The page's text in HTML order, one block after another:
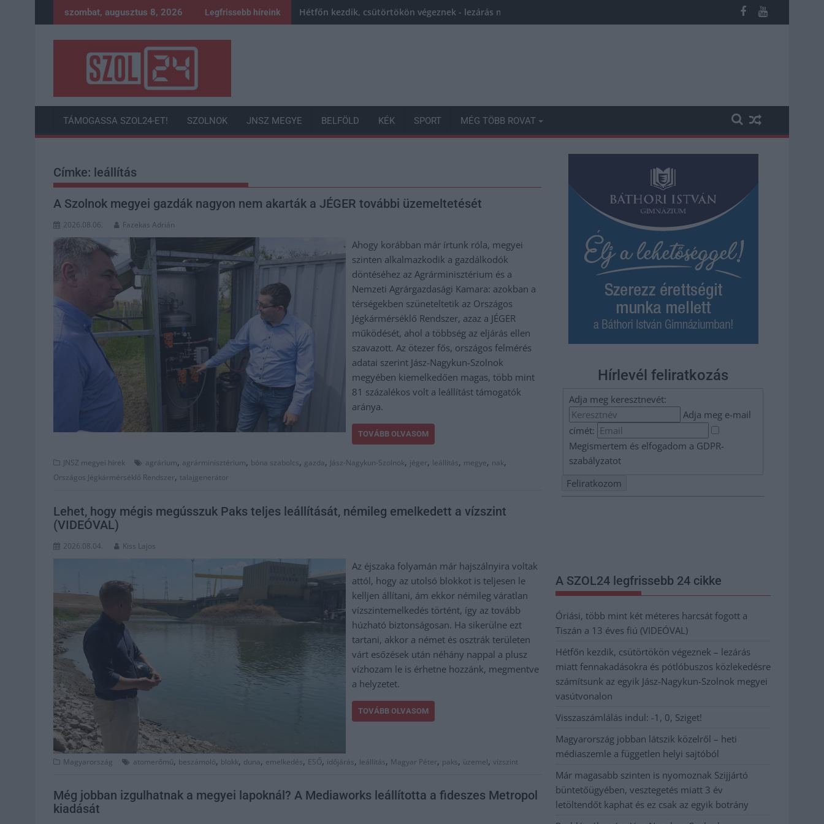
to
szombat, augusztus 8, 2026 Legfrissebb híreink Hétfőn kezdik, csütörtökön végeznek - lezárás miatt fennakadásokra és pótlóbuszos közlekedésre számítsunk az egyik
TÁMOGASSA SZOL24-ET! SZOLNOK JNSZ MEGYE BELFÖLD KÉK SPORT MÉG TÖBB ROVAT
Címke: leállítás
A Szolnok megyei gazdák nagyon nem akarták a JÉGER további üzemeltetését
2026.08.06. Fazekas Adrián
Ahogy korábban már írtunk róla, megyei
szinten alkalmazkodik a gazdálkodók
döntéséhez az Agrárminisztérium és a
Nemzeti Agrárgazdasági Kamara: azokban a
térségekben szüneteltetik az Országos
Jégkármérséklő Rendszer, azaz a JÉGER
működését, ahol a többség az eljárás ellen
szavazott. Az ötezer fős, országos felmérés
adatai szerint Jász-Nagykun-Szolnok
megyében kiemelkedően magas, több mint
81 százalékos volt a leállítást támogatók
aránya.
TOVÁBB OLVASOM
JNSZ megyei hírek agrárium, agrárminisztérium, bóna szabolcs, gazda, Jász-Nagykun-Szolnok, jéger, leállítás, megye, nak,
Országos Jégkármérséklő Rendszer, talajgenerátor
Lehet, hogy mégis megússzuk Paks teljes leállítását, némileg emelkedett a vízszint
(VIDEÓVAL)
2026.08.04. Kiss Lajos
Az éjszaka folyamán már hajszálnyira voltak
attól, hogy az utolsó blokkot is teljesen le
kelljen állítani, ám ekkor némileg váratlan
vízszintemelkedés történt, így az tovább
húzható biztonságosan. Ha sikerülne ezt
tartani, akkor a német és osztrák területen
várt esőzések után néhány nappal a plusz
vízhozam le is érhetne hozzánk, megmentve
a helyzetet.
TOVÁBB OLVASOM
Magyarország atomerőmű, beszámoló, blokk, duna, emelkedés, ESŐ, időjárás, leállítás, Magyar Péter, paks, üzemel, vízszint
Még jobban izgulhatnak a megyei lapoknál? A Mediaworks leállította a fideszes Metropol
kiadását
Hírlevél feliratkozás
Adja meg keresztnevét:
Adja meg e-mail
címét:
Megismertem és elfogadom a GDPR-
szabályzatot
A SZOL24 legfrissebb 24 cikke
Óriási, több mint két méteres harcsát fogott a
Tiszán a 13 éves fiú (VIDEÓVAL)
Hétfőn kezdik, csütörtökön végeznek – lezárás
miatt fennakadásokra és pótlóbuszos közlekedésre
számítsunk az egyik Jász-Nagykun-Szolnok megyei
vasútvonalon
Visszaszámlálás indul: -1, 0, Sziget!
Magyarország jobban látszik közelről – heti
médiaszemle a független helyi sajtóból
Már magasabb szinten is nyomoznak Szijjártó
büntetőügyében, vesztegetés miatt 3 év
letöltendőt kaphat és ez csak az egyik botrány